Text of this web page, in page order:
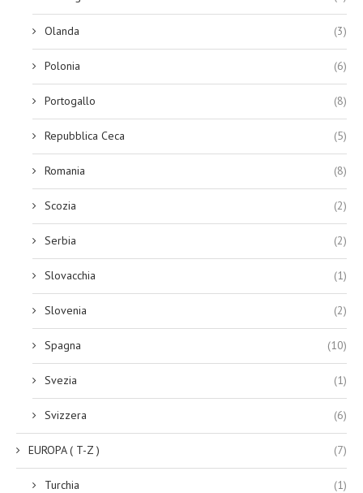
Olanda (3)
Polonia (6)
Portogallo (8)
Repubblica Ceca (5)
Romania (8)
Scozia (2)
Serbia (2)
Slovacchia (1)
Slovenia (2)
Spagna (10)
Svezia (1)
Svizzera (6)
EUROPA ( T-Z ) (7)
Turchia (1)